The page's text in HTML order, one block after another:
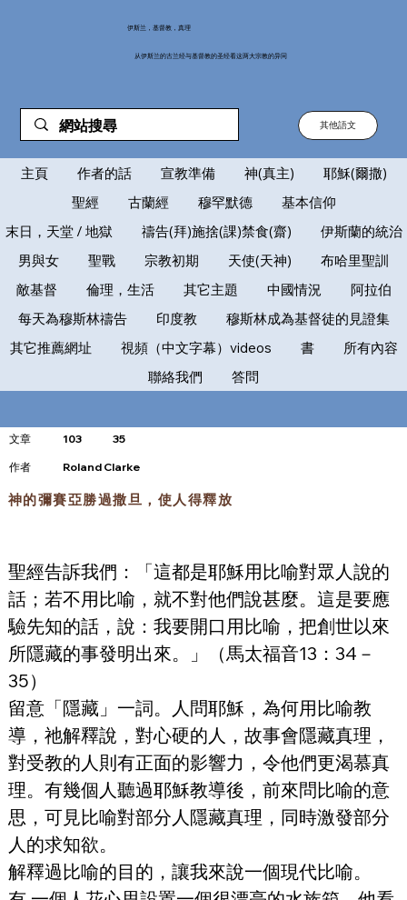
伊斯兰，基督教，真理
从伊斯兰的古兰经与基督教的圣经看这两大宗教的异同
其他語文
主頁 作者的話 宣教準備 神(真主)
耶穌(爾撒)
聖經
古蘭經 穆罕默德
基本信仰
末日，天堂 / 地獄
禱告(拜)施捨(課)禁食(齋)
伊斯蘭的統治
男與女
聖戰 宗教初期 天使(天神)
布哈里聖訓
敵基督
倫理，生活 其它主題 中國情況
阿拉伯
每天為穆斯林禱告
印度教
穆斯林成為基督徒的見證集
其它推薦網址
視頻（中文字幕）videos 書
所有內容
聯絡我們
答問
文章 103 35
​作者 Roland Clarke
神的彌賽亞勝過撒旦，使人得釋放
聖經告訴我們：「這都是耶穌用比喻對眾人說的
話；若不用比喻，就不對他們說甚麼。這是要應
驗先知的話，說：我要開口用比喻，把創世以來
所隱藏的事發明出來。」（馬太福音13：34－
35）
留意「隱藏」一詞。人問耶穌，為何用比喻教
導，祂解釋說，對心硬的人，故事會隱藏真理，
對受教的人則有正面的影響力，令他們更渴慕真
理。有幾個人聽過耶穌教導後，前來問比喻的意
思，可見比喻對部分人隱藏真理，同時激發部分
人的求知欲。
解釋過比喻的目的，讓我來說一個現代比喻。